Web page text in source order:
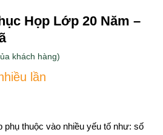
Họp Lớp 20 Năm –
khách hàng)
lần
phụ thuộc vào nhiều yếu tố như: số